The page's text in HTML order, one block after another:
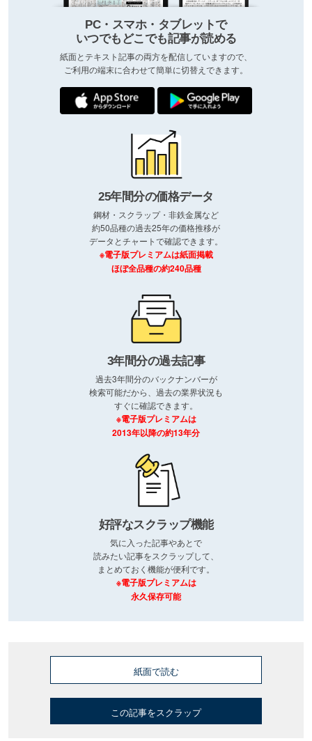
PC・スマホ・タブレットで
いつでもどこでも記事が読める
紙面とテキスト記事の両方を配信していますので、
ご利用の端末に合わせて簡単に切替えできます。
25年間分の価格データ
鋼材・スクラップ・非鉄金属など
約50品種の過去25年の価格推移が
データとチャートで確認できます。
※電子版プレミアムは紙面掲載
ほぼ全品種の約240品種
3年間分の過去記事
過去3年間分のバックナンバーが
検索可能だから、過去の業界状況も
すぐに確認できます。
※電子版プレミアムは
2013年以降の約13年分
好評なスクラップ機能
気に入った記事やあとで
読みたい記事をスクラップして、
まとめておく機能が便利です。
※電子版プレミアムは
永久保存可能
紙面で読む
この記事をスクラップ